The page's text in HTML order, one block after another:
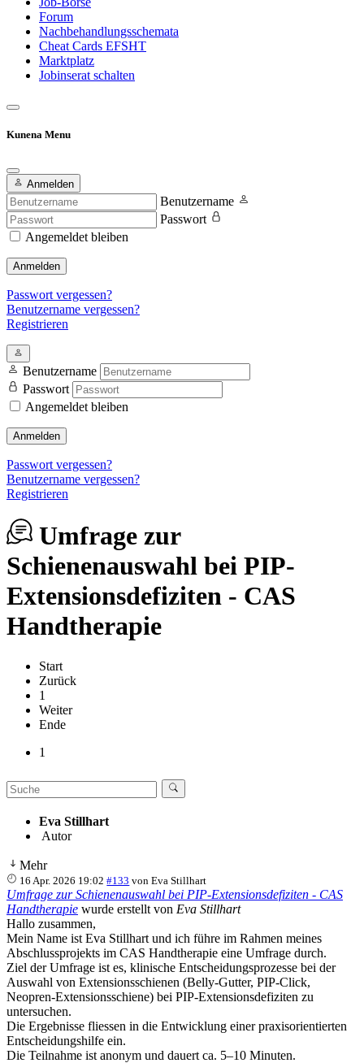
Forum
Nachbehandlungsschemata
Cheat Cards EFSHT
Marktplatz
Jobinserat schalten
Kunena Menu
Anmelden
Benutzername
Passwort
Angemeldet bleiben
Anmelden
Passwort vergessen?
Benutzername vergessen?
Registrieren
Benutzername
Passwort
Angemeldet bleiben
Anmelden
Passwort vergessen?
Benutzername vergessen?
Registrieren
Umfrage zur
Schienenauswahl bei PIP-
Extensionsdefiziten - CAS
Handtherapie
Start
Zurück
1
Weiter
Ende
1
Eva Stillhart
Autor
Mehr
16 Apr. 2026 19:02 #133 vonEva Stillhart
Umfrage zur Schienenauswahl bei PIP-Extensionsdefiziten - CAS
Handtherapie wurde erstellt von Eva Stillhart
Hallo zusammen,
Mein Name ist Eva Stillhart und ich führe im Rahmen meines
Abschlussprojekts im CAS Handtherapie eine Umfrage durch.
Ziel der Umfrage ist es, klinische Entscheidungsprozesse bei der
Auswahl von Extensionsschienen (Belly-Gutter, PIP-Click,
Neopren-Extensionsschiene) bei PIP-Extensionsdefiziten zu
untersuchen.
Die Ergebnisse fliessen in die Entwicklung einer praxisorientierten
Entscheidungshilfe ein.
Die Teilnahme ist anonym und dauert ca. 5–10 Minuten.